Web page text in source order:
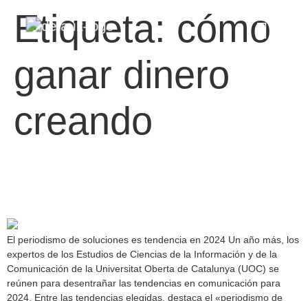
Etiqueta: cómo
ganar dinero
creando
El periodismo de soluciones es tendencia en 2024 Un año más, los
expertos de los Estudios de Ciencias de la Información y de la
Comunicación de la Universitat Oberta de Catalunya (UOC) se
reúnen para desentrañar las tendencias en comunicación para
2024. Entre las tendencias elegidas, destaca el «periodismo de